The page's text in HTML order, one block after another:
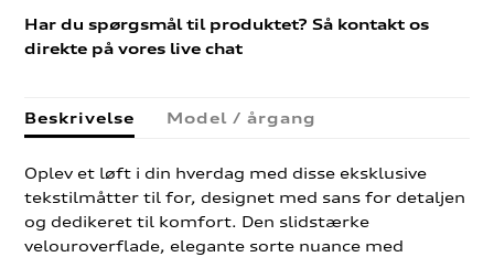
Har du spørgsmål til produktet? Så kontakt os
direkte på vores live chat
Beskrivelse Model / årgang
Oplev et løft i din hverdag med disse eksklusive
tekstilmåtter til for, designet med sans for detaljen
og dedikeret til komfort. Den slidstærke
velouroverflade, elegante sorte nuance med